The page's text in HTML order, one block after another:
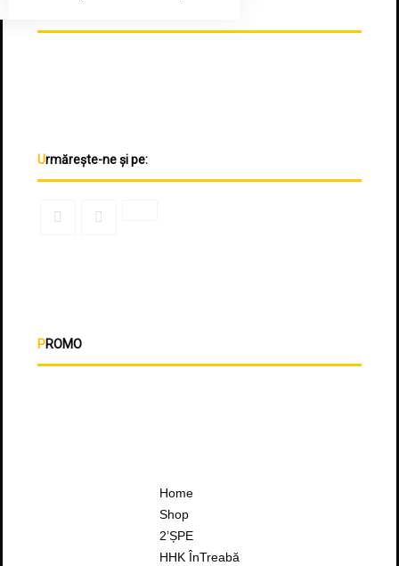
Urmărește-ne și pe:
PROMO
Home
Shop
2’ȘPE
HHK ÎnTreabă